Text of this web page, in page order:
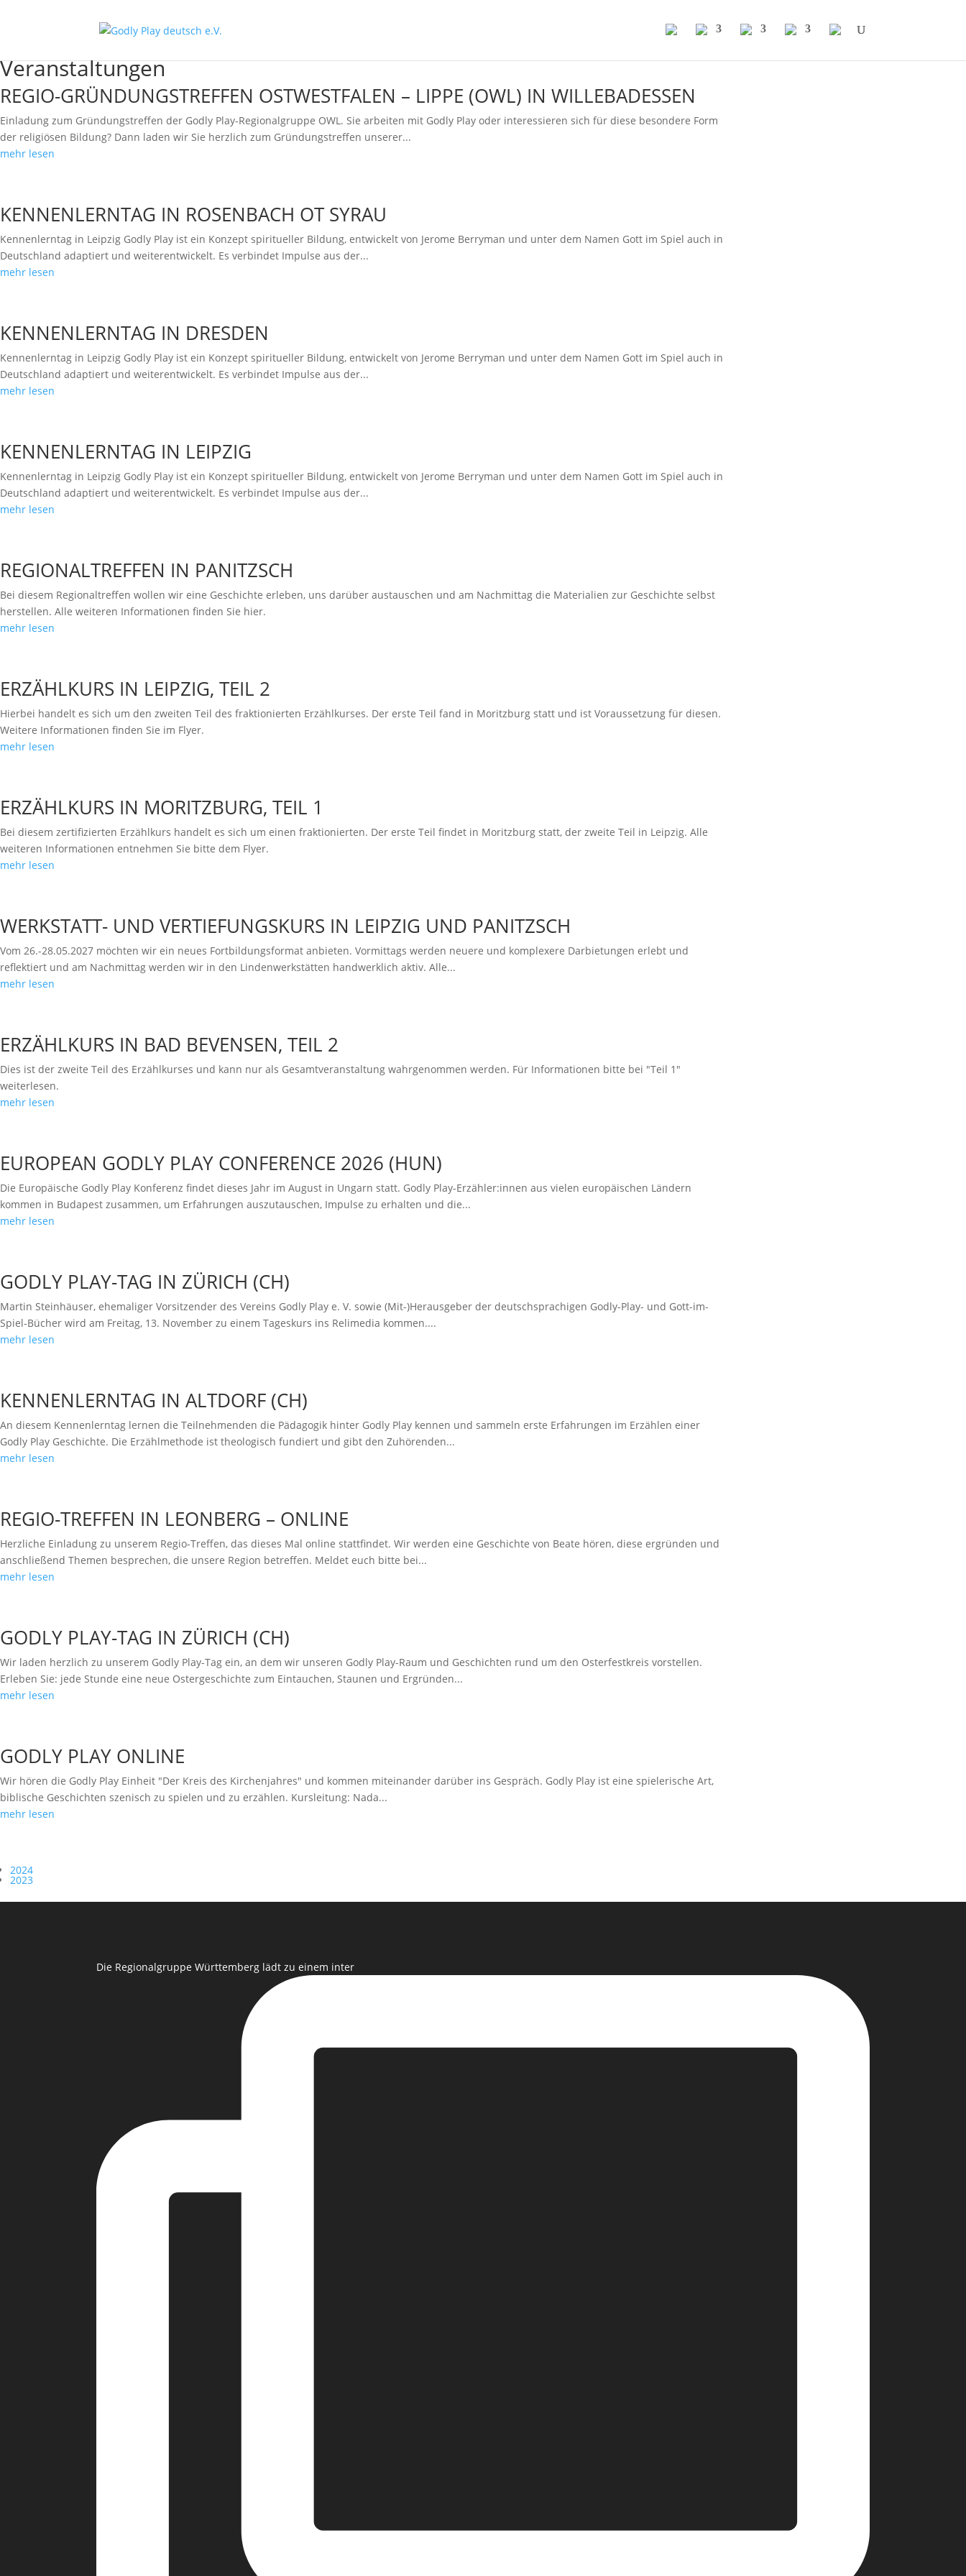
Veranstaltungen
REGIO-GRÜNDUNGSTREFFEN OSTWESTFALEN – LIPPE (OWL) IN WILLEBADESSEN
Einladung zum Gründungstreffen der Godly Play-Regionalgruppe OWL. Sie arbeiten mit Godly Play oder interessieren sich für diese besondere Form
der religiösen Bildung? Dann laden wir Sie herzlich zum Gründungstreffen unserer...
mehr lesen
KENNENLERNTAG IN ROSENBACH OT SYRAU
Kennenlerntag in Leipzig Godly Play ist ein Konzept spiritueller Bildung, entwickelt von Jerome Berryman und unter dem Namen Gott im Spiel auch in
Deutschland adaptiert und weiterentwickelt. Es verbindet Impulse aus der...
mehr lesen
KENNENLERNTAG IN DRESDEN
Kennenlerntag in Leipzig Godly Play ist ein Konzept spiritueller Bildung, entwickelt von Jerome Berryman und unter dem Namen Gott im Spiel auch in
Deutschland adaptiert und weiterentwickelt. Es verbindet Impulse aus der...
mehr lesen
KENNENLERNTAG IN LEIPZIG
Kennenlerntag in Leipzig Godly Play ist ein Konzept spiritueller Bildung, entwickelt von Jerome Berryman und unter dem Namen Gott im Spiel auch in
Deutschland adaptiert und weiterentwickelt. Es verbindet Impulse aus der...
mehr lesen
REGIONALTREFFEN IN PANITZSCH
Bei diesem Regionaltreffen wollen wir eine Geschichte erleben, uns darüber austauschen und am Nachmittag die Materialien zur Geschichte selbst
herstellen. Alle weiteren Informationen finden Sie hier.
mehr lesen
ERZÄHLKURS IN LEIPZIG, TEIL 2
Hierbei handelt es sich um den zweiten Teil des fraktionierten Erzählkurses. Der erste Teil fand in Moritzburg statt und ist Voraussetzung für diesen.
Weitere Informationen finden Sie im Flyer.
mehr lesen
ERZÄHLKURS IN MORITZBURG, TEIL 1
Bei diesem zertifizierten Erzählkurs handelt es sich um einen fraktionierten. Der erste Teil findet in Moritzburg statt, der zweite Teil in Leipzig. Alle
weiteren Informationen entnehmen Sie bitte dem Flyer.
mehr lesen
WERKSTATT- UND VERTIEFUNGSKURS IN LEIPZIG UND PANITZSCH
Vom 26.-28.05.2027 möchten wir ein neues Fortbildungsformat anbieten. Vormittags werden neuere und komplexere Darbietungen erlebt und
reflektiert und am Nachmittag werden wir in den Lindenwerkstätten handwerklich aktiv. Alle...
mehr lesen
ERZÄHLKURS IN BAD BEVENSEN, TEIL 2
Dies ist der zweite Teil des Erzählkurses und kann nur als Gesamtveranstaltung wahrgenommen werden. Für Informationen bitte bei "Teil 1"
weiterlesen.
mehr lesen
EUROPEAN GODLY PLAY CONFERENCE 2026 (HUN)
Die Europäische Godly Play Konferenz findet dieses Jahr im August in Ungarn statt. Godly Play-Erzähler:innen aus vielen europäischen Ländern
kommen in Budapest zusammen, um Erfahrungen auszutauschen, Impulse zu erhalten und die...
mehr lesen
GODLY PLAY-TAG IN ZÜRICH (CH)
Martin Steinhäuser, ehemaliger Vorsitzender des Vereins Godly Play e. V. sowie (Mit-)Herausgeber der deutschsprachigen Godly-Play- und Gott-im-
Spiel-Bücher wird am Freitag, 13. November zu einem Tageskurs ins Relimedia kommen....
mehr lesen
KENNENLERNTAG IN ALTDORF (CH)
An diesem Kennenlerntag lernen die Teilnehmenden die Pädagogik hinter Godly Play kennen und sammeln erste Erfahrungen im Erzählen einer
Godly Play Geschichte. Die Erzählmethode ist theologisch fundiert und gibt den Zuhörenden...
mehr lesen
REGIO-TREFFEN IN LEONBERG – ONLINE
Herzliche Einladung zu unserem Regio-Treffen, das dieses Mal online stattfindet. Wir werden eine Geschichte von Beate hören, diese ergründen und
anschließend Themen besprechen, die unsere Region betreffen. Meldet euch bitte bei...
mehr lesen
GODLY PLAY-TAG IN ZÜRICH (CH)
Wir laden herzlich zu unserem Godly Play-Tag ein, an dem wir unseren Godly Play-Raum und Geschichten rund um den Osterfestkreis vorstellen.
Erleben Sie: jede Stunde eine neue Ostergeschichte zum Eintauchen, Staunen und Ergründen...
mehr lesen
GODLY PLAY ONLINE
Wir hören die Godly Play Einheit "Der Kreis des Kirchenjahres" und kommen miteinander darüber ins Gespräch. Godly Play ist eine spielerische Art,
biblische Geschichten szenisch zu spielen und zu erzählen. Kursleitung: Nada...
mehr lesen
2024
2023
Die Regionalgruppe Württemberg lädt zu einem inter